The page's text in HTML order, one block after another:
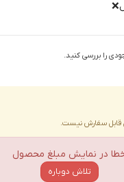
را بررسی کنید.
قابل سفارش نیست.
در نمایش مبلغ محصول
تلاش دوباره